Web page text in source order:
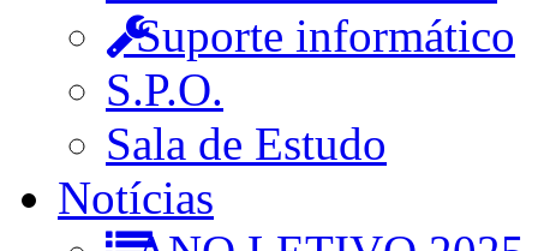
Suporte informático
S.P.O.
Sala de Estudo
Notícias